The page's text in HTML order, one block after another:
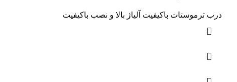
درب ترموستات باکیفیت آلیاژ بالا و نصب باکیفیت